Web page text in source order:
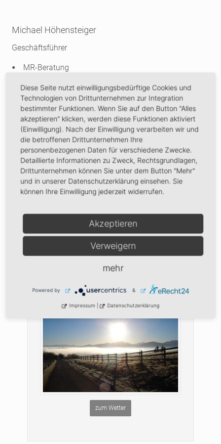
Michael Höhensteiger
Geschäftsführer
MR-Beratung
+49 8062 72894-12
michael.hoehensteiger@mr-aibling.de
Aktuelles
zum Wetter
Diese Seite nutzt einwilligungsbedürftige Cookies und
Technologien von Drittunternehmen zur Integration
bestimmter Funktionen. Wenn Sie auf den Button "Alles
akzeptieren" klicken, werden diese Funktionen aktiviert
(Einwilligung). Nach der Einwilligung verarbeiten wir und
die betroffenen Drittunternehmen Ihre
personenbezogenen Daten für verschiedene Zwecke.
Detaillierte Informationen zu Zweck, Rechtsgrundlagen,
Drittunternehmen können Sie unter dem Button "Mehr"
und in unserer Datenschutzerklärung einsehen. Sie
können Ihre Einwilligung jederzeit widerrufen.
Akzeptieren
Verweigern
mehr
Powered by &
Impressum Datenschutzerklärung